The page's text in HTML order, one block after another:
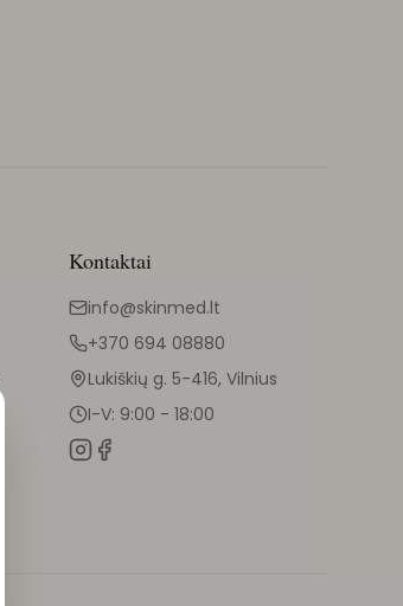
Kontaktai
info@skinmed.lt
+370 694 08880
Lukiškių g. 5-416, Vilnius
I-V: 9:00 - 18:00